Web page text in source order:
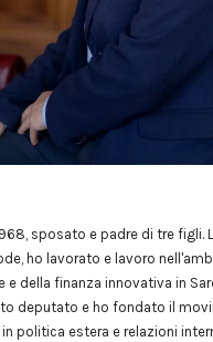
sposato e padre di tre figli.
ho lavorato e lavoro
della finanza innovativa in
deputato e ho fondato il
politica estera e relazioni